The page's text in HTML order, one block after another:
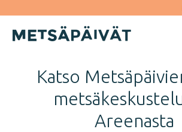
suoraan
Katso
Areenasta